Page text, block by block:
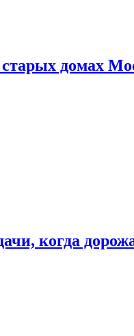
старых домах
когда